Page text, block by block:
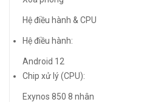
Hệ điều hành & CPU
Hệ điều hành:
Android 12
Chip xử lý (CPU):
Exynos 850 8 nhân